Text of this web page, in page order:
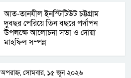
আত-তানযীল ইনস্টিটিউট চট্টগ্রাম
দুবছর পেরিয়ে তিন বছরে পর্দাপন
উপলক্ষে আলোচনা সভা ও দোয়া
মাহফিল সম্পন্ন
সোমবার, ১৫ জুন ২০২৬